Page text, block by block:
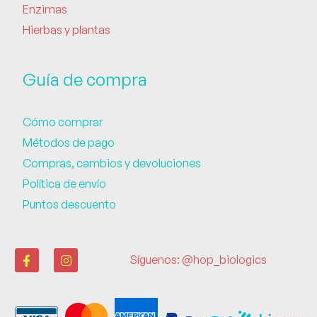
Enzimas
Hierbas y plantas
Guía de compra
Cómo comprar
Métodos de pago
Compras, cambios y devoluciones
Política de envío
Puntos descuento
Síguenos: @hop_biologics